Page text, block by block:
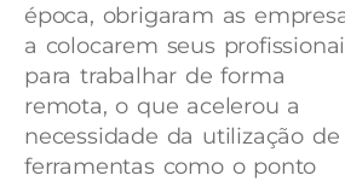
época, obrigaram as
a colocarem seus
para trabalhar de forma
remota, o que acelerou a
necessidade da utilização de
ferramentas como o ponto